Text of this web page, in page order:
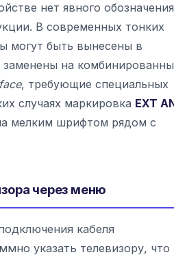
нет явного
В современных тонких
могут быть вынесены в
на
, требующие специальных
случаях маркировка EXT
мелким шрифтом рядом с
через меню
кабеля
указать телевизору, что